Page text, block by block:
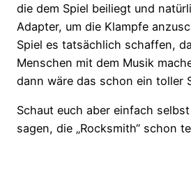
die dem Spiel beiliegt und
Adapter, um die Klampfe
Spiel es tatsächlich schaffen,
Menschen mit dem Musik
dann wäre das schon ein toller
Schaut euch aber einfach
sagen, die „Rocksmith“ schon